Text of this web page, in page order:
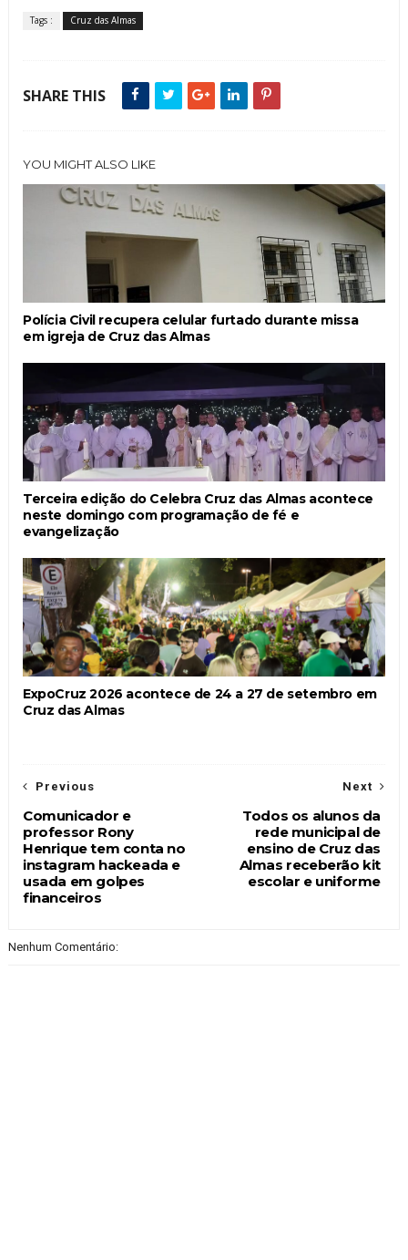
Tags : Cruz das Almas
SHARE THIS
YOU MIGHT ALSO LIKE
Polícia Civil recupera celular furtado durante missa
em igreja de Cruz das Almas
Terceira edição do Celebra Cruz das Almas acontece
neste domingo com programação de fé e
evangelização
ExpoCruz 2026 acontece de 24 a 27 de setembro em
Cruz das Almas
Next
Todos os alunos da
rede municipal de
ensino de Cruz das
Almas receberão kit
escolar e uniforme
Previous
Comunicador e
professor Rony
Henrique tem conta no
instagram hackeada e
usada em golpes
financeiros
Nenhum Comentário: